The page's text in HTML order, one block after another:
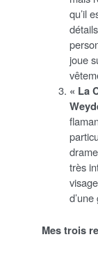
qu’il
joue
« La
très
Mes trois